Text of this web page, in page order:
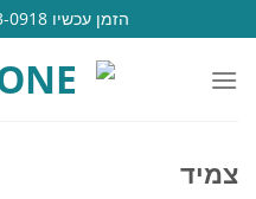
to
content
הזמן עכשיו 055-663-0918 MENZONE
צמיד